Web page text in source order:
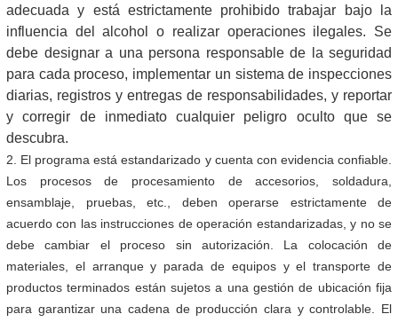
adecuada y está estrictamente prohibido trabajar bajo la
influencia del alcohol o realizar operaciones ilegales. Se
debe designar a una persona responsable de la seguridad
para cada proceso, implementar un sistema de inspecciones
diarias, registros y entregas de responsabilidades, y reportar
y corregir de inmediato cualquier peligro oculto que se
descubra.
2. El programa está estandarizado y cuenta con evidencia confiable.
Los procesos de procesamiento de accesorios, soldadura,
ensamblaje, pruebas, etc., deben operarse estrictamente de
acuerdo con las instrucciones de operación estandarizadas, y no se
debe cambiar el proceso sin autorización. La colocación de
materiales, el arranque y parada de equipos y el transporte de
productos terminados están sujetos a una gestión de ubicación fija
para garantizar una cadena de producción clara y controlable. El